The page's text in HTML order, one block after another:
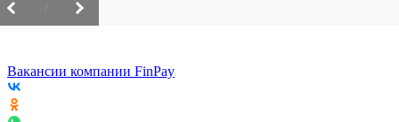
Вакансии компании FinPay